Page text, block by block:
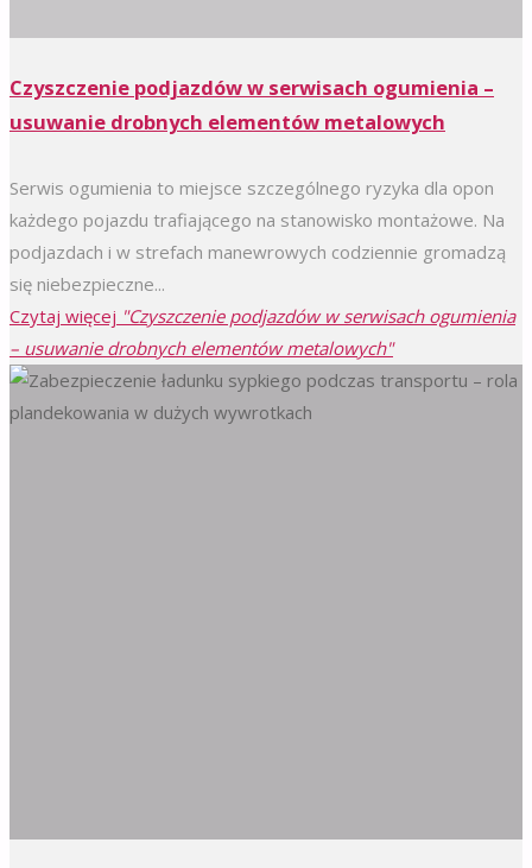
Czyszczenie podjazdów w serwisach ogumienia –
usuwanie drobnych elementów metalowych
Serwis ogumienia to miejsce szczególnego ryzyka dla opon
każdego pojazdu trafiającego na stanowisko montażowe. Na
podjazdach i w strefach manewrowych codziennie gromadzą
się niebezpieczne...
Czytaj więcej "Czyszczenie podjazdów w serwisach ogumienia
– usuwanie drobnych elementów metalowych"